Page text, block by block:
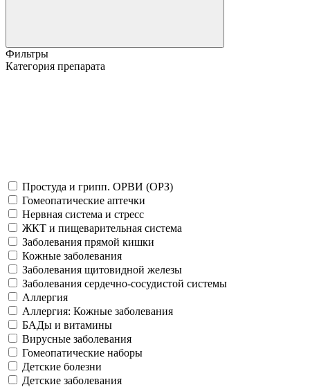
Фильтры
Категория препарата
Простуда и грипп. ОРВИ (ОРЗ)
Гомеопатические аптечки
Нервная система и стресс
ЖКТ и пищеварительная система
Заболевания прямой кишки
Кожные заболевания
Заболевания щитовидной железы
Заболевания сердечно-сосудистой системы
Аллергия
Аллергия: Кожные заболевания
БАДы и витамины
Вирусные заболевания
Гомеопатические наборы
Детские болезни
Детские заболевания